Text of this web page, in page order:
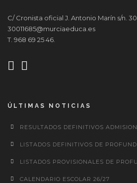
C/ Cronista oficial J. Antonio Marín s/n.
30011685@murciaeduca.es
T. 968 69 25 46.
ÚLTIMAS NOTICIAS
RESULTADOS DEFINITIVOS
LISTADOS DEFINITIVOS DE
LISTADOS PROVISIONALES DE
CALENDARIO ESCOLAR 26/27